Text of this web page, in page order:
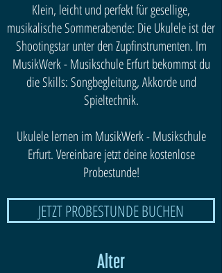
Klein, leicht und perfekt für gesellige,
musikalische Sommerabende: Die Ukulele ist der
Shootingstar unter den Zupfinstrumenten. Im
MusikWerk - Musikschule Erfurt bekommst du
die Skills: Songbegleitung, Akkorde und
Spieltechnik.
Ukulele lernen im MusikWerk - Musikschule
Erfurt. Vereinbare jetzt deine kostenlose
Probestunde!
JETZT PROBESTUNDE BUCHEN
Alter